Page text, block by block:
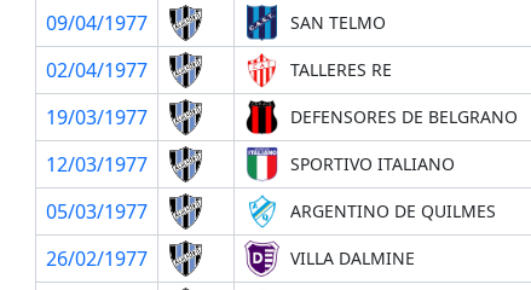
09/04/1977
SAN TELMO
02/04/1977
TALLERES RE
19/03/1977
DEFENSORES DE BELGRANO
12/03/1977
SPORTIVO ITALIANO
05/03/1977
ARGENTINO DE QUILMES
26/02/1977
VILLA DALMINE